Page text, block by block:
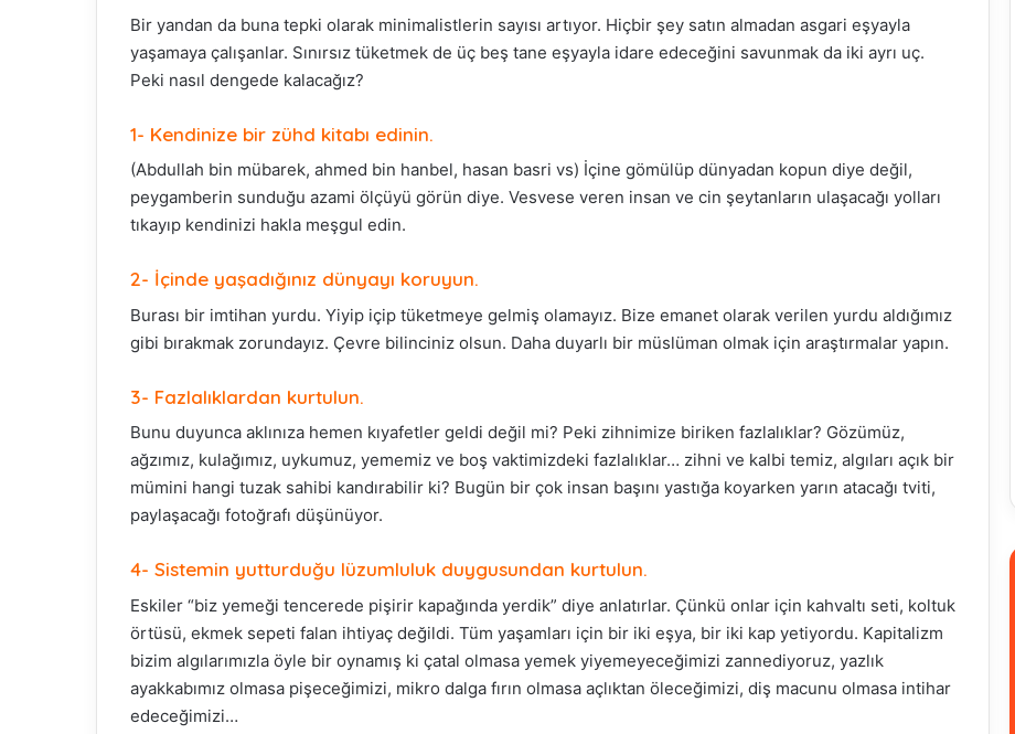
Bir yandan da buna tepki olarak minimalistlerin sayısı artıyor. Hiçbir şey satın almadan asgari eşyayla
yaşamaya çalışanlar. Sınırsız tüketmek de üç beş tane eşyayla idare edeceğini savunmak da iki ayrı uç.
Peki nasıl dengede kalacağız?
1- Kendinize bir zühd kitabı edinin.
(Abdullah bin mübarek, ahmed bin hanbel, hasan basri vs) İçine gömülüp dünyadan kopun diye değil,
peygamberin sunduğu azami ölçüyü görün diye. Vesvese veren insan ve cin şeytanların ulaşacağı yolları
tıkayıp kendinizi hakla meşgul edin.
2- İçinde yaşadığınız dünyayı koruyun.
Burası bir imtihan yurdu. Yiyip içip tüketmeye gelmiş olamayız. Bize emanet olarak verilen yurdu aldığımız
gibi bırakmak zorundayız. Çevre bilinciniz olsun. Daha duyarlı bir müslüman olmak için araştırmalar yapın.
3- Fazlalıklardan kurtulun.
Bunu duyunca aklınıza hemen kıyafetler geldi değil mi? Peki zihnimize biriken fazlalıklar? Gözümüz,
ağzımız, kulağımız, uykumuz, yememiz ve boş vaktimizdeki fazlalıklar… zihni ve kalbi temiz, algıları açık bir
mümini hangi tuzak sahibi kandırabilir ki? Bugün bir çok insan başını yastığa koyarken yarın atacağı tviti,
paylaşacağı fotoğrafı düşünüyor.
4- Sistemin yutturduğu lüzumluluk duygusundan kurtulun.
Eskiler “biz yemeği tencerede pişirir kapağında yerdik” diye anlatırlar. Çünkü onlar için kahvaltı seti, koltuk
örtüsü, ekmek sepeti falan ihtiyaç değildi. Tüm yaşamları için bir iki eşya, bir iki kap yetiyordu. Kapitalizm
bizim algılarımızla öyle bir oynamış ki çatal olmasa yemek yiyemeyeceğimizi zannediyoruz, yazlık
ayakkabımız olmasa pişeceğimizi, mikro dalga fırın olmasa açlıktan öleceğimizi, diş macunu olmasa intihar
edeceğimizi…